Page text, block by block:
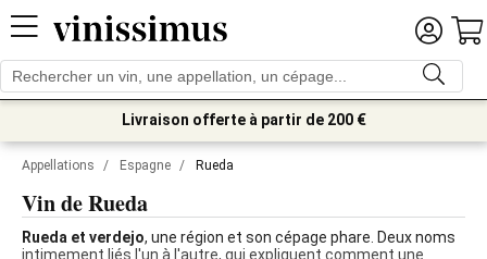
Livraison offerte à partir de 200 €
Appellations / Espagne / Rueda
Vin de Rueda
Rueda et verdejo, une région et son cépage phare. Deux noms
intimement liés l'un à l'autre, qui expliquent comment une